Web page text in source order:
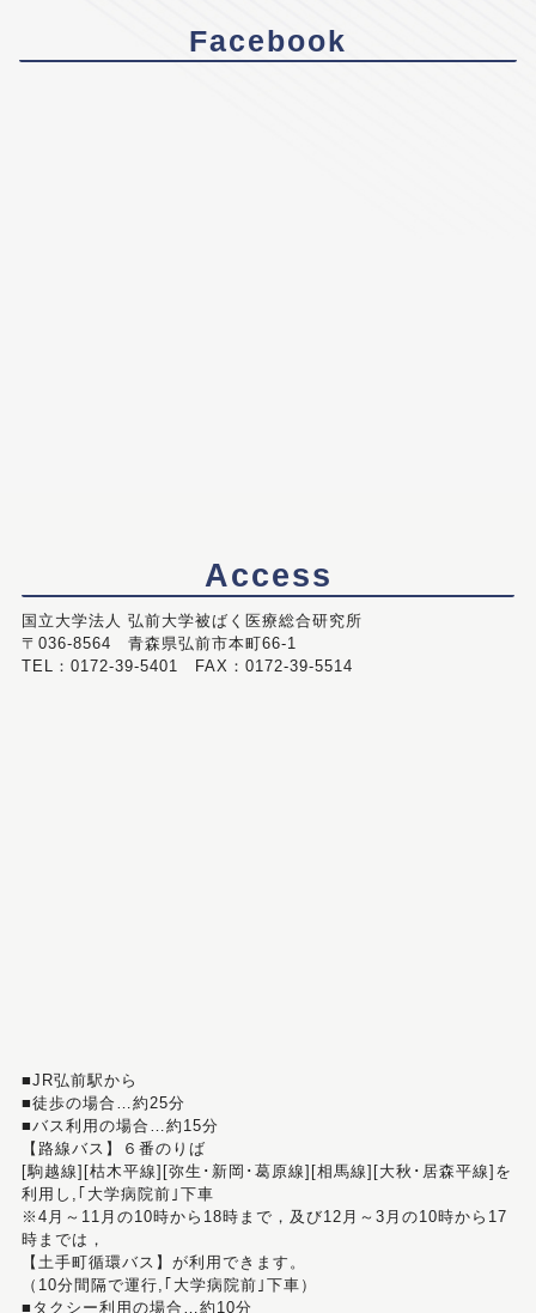
Facebook
Access
国立大学法人 弘前大学被ばく医療総合研究所
〒036-8564 青森県弘前市本町66-1
TEL：0172-39-5401 FAX：0172-39-5514
■JR弘前駅から
■徒歩の場合…約25分
■バス利用の場合…約15分
【路線バス】６番のりば
[駒越線][枯木平線][弥生･新岡･葛原線][相馬線][大秋･居森平線]を
利用し,｢大学病院前｣下車
※4月～11月の10時から18時まで，及び12月～3月の10時から17
時までは，
【土手町循環バス】が利用できます。
（10分間隔で運行,｢大学病院前｣下車）
■タクシー利用の場合…約10分